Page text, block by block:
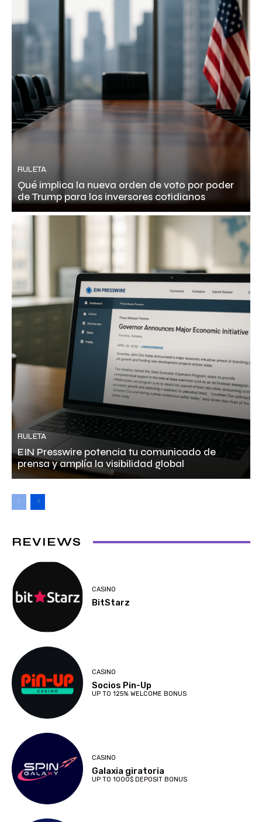
RULETA
Qué implica la nueva orden de voto por poder
de Trump para los inversores cotidianos
RULETA
EIN Presswire potencia tu comunicado de
prensa y amplía la visibilidad global
REVIEWS
CASINO
BitStarz
CASINO
Socios Pin-Up
UP TO 125% WELCOME BONUS
CASINO
Galaxia giratoria
UP TO 1000$ DEPOSIT BONUS